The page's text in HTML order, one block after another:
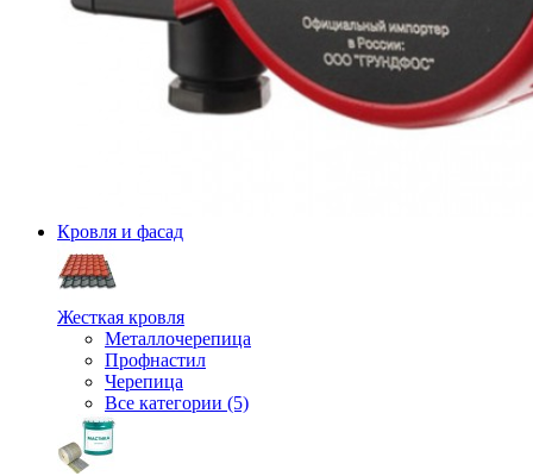
Кровля и фасад
Жесткая кровля
Металлочерепица
Профнастил
Черепица
Все категории (5)